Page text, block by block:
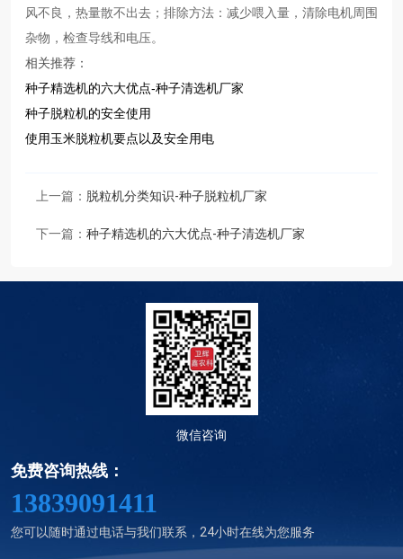
风不良，热量散不出去；排除方法：减少喂入量，清除电机周围
杂物，检查导线和电压。
相关推荐：
种子精选机的六大优点-种子清选机厂家
种子脱粒机的安全使用
使用玉米脱粒机要点以及安全用电
上一篇： 脱粒机分类知识-种子脱粒机厂家
下一篇： 种子精选机的六大优点-种子清选机厂家
微信咨询
免费咨询热线：
13839091411
您可以随时通过电话与我们联系，24小时在线为您服务